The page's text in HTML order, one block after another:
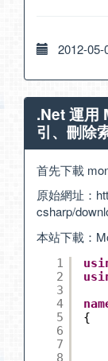
2012-
.Net 運用
引、刪除
首先下載
原始網址：
csharp/
本站下載：
1
2
3
4
5
6
7
8
{